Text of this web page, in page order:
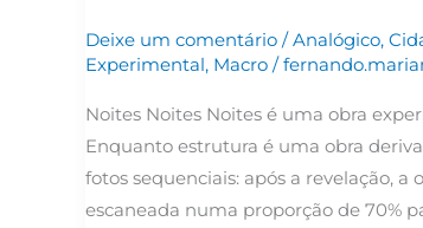
Deixe um comentário /Analógico,
Experimental, Macro /
Noites Noites Noites é uma obra
Enquanto estrutura é uma obra
fotos sequenciais: após a revelação, a
escaneada numa proporção de 70%